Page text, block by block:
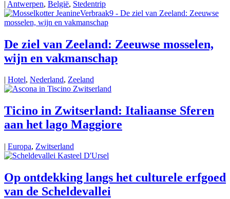
| Antwerpen, België, Stedentrip
De ziel van Zeeland: Zeeuwse mosselen,
wijn en vakmanschap
| Hotel, Nederland, Zeeland
Ticino in Zwitserland: Italiaanse Sferen
aan het lago Maggiore
| Europa, Zwitserland
Op ontdekking langs het culturele erfgoed
van de Scheldevallei